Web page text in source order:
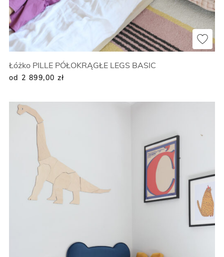
Łóżko PILLE PÓŁOKRĄGŁE LEGS BASIC
od 2 899,00 zł